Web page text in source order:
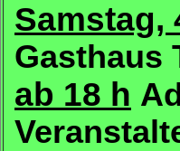
Samstag,
Gasthaus
ab 18 h